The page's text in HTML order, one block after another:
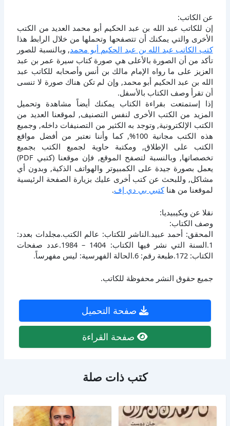
عن الكاتب:
إن للكاتب عبد الله بن عبد الحكيم أبو محمد العديد من الكتب
الأخرى والتي يمكنك أن تتصفحها وتحملها من خلال الرابط هذا
كتب الكاتب عبد الله بن عبد الحكيم أبو محمد, وبالنسبة للصور
تأكد من أن الصورة بالأعلى هي صورة كتاب سيرة عمر بن عبد
العزيز على ما رواه الإمام مالك بن أنس وأصحابه للكاتب عبد
الله بن عبد الحكيم أبو محمد, وإن لم تكن هناك صورة لا تنسى
أن تقرأ وصف الكتاب بالأسفل.
إذا إستمتعت بقراءة الكتاب يمكنك أيضاً مشاهدة وتحميل
المزيد من الكتب الأخرى لنفس التصنيف, لموقعنا العديد من
الكتب الإلكترونية, وتوجد به الكثير من التصنيفات داخله, وجميع
هذه الكتب مجانية 100%, كما وأننا نعتبر من أفضل مواقع
الكتب على الإطلاق, ومكتبة حاوية لجميع الكتب بجميع
تخصصاتها, وبالنسبة لتصفح الموقع, فإن موقعنا (كتبي PDF)
يعمل بصورة جيدة على الكمبيوتر والهواتف الذكية, وبدون أي
مشاكل, وللبحث عن كتب أخرى عليك بزيارة الصفحة الرئيسية
لموقعنا من هناكتبي بي دي إف.
نقلا عن ويكيبيديا:
وصف الكتاب:
المحقق: أحمد عبيد.الناشر للكتاب: عالم الكتب.مجلدات بعدد:
1.السنة التي نشر فيها الكتاب: 1404 – 1984.عدد صفحات
الكتاب: 172.طبعة رقم: 6.الحالة الفهرسية: ليس مفهرساً.
جميع حقوق النشر محفوظة للكاتب.
صفحة التحميل
صفحة القراءة
كتب ذات صلة